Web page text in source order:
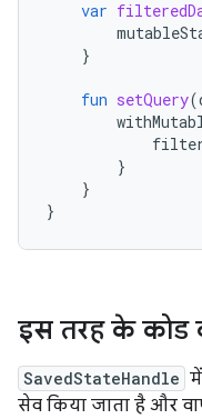
var
}
fun setQuery(
}
}
}
इस तरह के कोड
SavedStateHandle
सेव किया जाता है और